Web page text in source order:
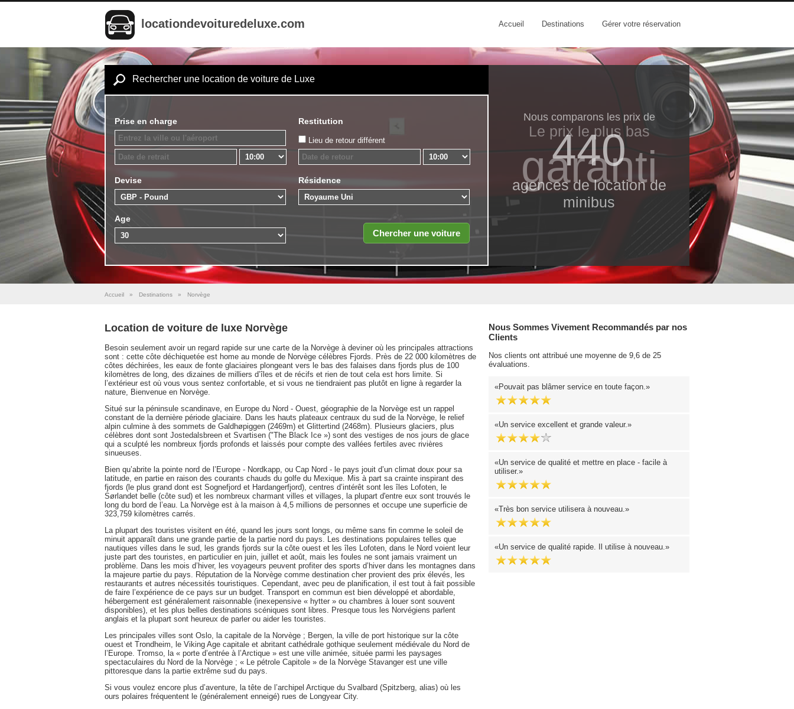
locationdevoituredeluxe.com Accueil Destinations Gérer votre réservation
Rechercher une location de voiture de Luxe
Prise en charge Restitution
Lieu de retour différent
Devise Résidence
Age
Nous comparons les prix de
440
agences de location de
minibus
Le prix le​ plus bas
garanti
Accueil » Destinations » Norvège
Location de voiture de luxe Norvège
Besoin seulement avoir un regard rapide sur une carte de la Norvège à deviner où les principales attractions
sont : cette côte déchiquetée est home au monde de Norvège célèbres Fjords. Près de 22 000 kilomètres de
côtes déchirées, les eaux de fonte glaciaires plongeant vers le bas des falaises dans fjords plus de 100
kilomètres de long, des dizaines de milliers d’îles et de récifs et rien de tout cela est hors limite. Si
l’extérieur est où vous vous sentez confortable, et si vous ne tiendraient pas plutôt en ligne à regarder la
nature, Bienvenue en Norvège.
Situé sur la péninsule scandinave, en Europe du Nord - Ouest, géographie de la Norvège est un rappel
constant de la dernière période glaciaire. Dans les hauts plateaux centraux du sud de la Norvège, le relief
alpin culmine à des sommets de Galdhøpiggen (2469m) et Glittertind (2468m). Plusieurs glaciers, plus
célèbres dont sont Jostedalsbreen et Svartisen ("The Black Ice ») sont des vestiges de nos jours de glace
qui a sculpté les nombreux fjords profonds et laissés pour compte des vallées fertiles avec rivières
sinueuses.
Bien qu’abrite la pointe nord de l’Europe - Nordkapp, ou Cap Nord - le pays jouit d’un climat doux pour sa
latitude, en partie en raison des courants chauds du golfe du Mexique. Mis à part sa crainte inspirant des
fjords (le plus grand dont est Sognefjord et Hardangerfjord), centres d’intérêt sont les îles Lofoten, le
Sørlandet belle (côte sud) et les nombreux charmant villes et villages, la plupart d'entre eux sont trouvés le
long du bord de l’eau. La Norvège est à la maison à 4,5 millions de personnes et occupe une superficie de
323,759 kilomètres carrés.
La plupart des touristes visitent en été, quand les jours sont longs, ou même sans fin comme le soleil de
minuit apparaît dans une grande partie de la partie nord du pays. Les destinations populaires telles que
nautiques villes dans le sud, les grands fjords sur la côte ouest et les îles Lofoten, dans le Nord voient leur
juste part des touristes, en particulier en juin, juillet et août, mais les foules ne sont jamais vraiment un
problème. Dans les mois d’hiver, les voyageurs peuvent profiter des sports d’hiver dans les montagnes dans
la majeure partie du pays. Réputation de la Norvège comme destination cher provient des prix élevés, les
restaurants et autres nécessités touristiques. Cependant, avec peu de planification, il est tout à fait possible
de faire l’expérience de ce pays sur un budget. Transport en commun est bien développé et abordable,
hébergement est généralement raisonnable (inexepensive « hytter » ou chambres à louer sont souvent
disponibles), et les plus belles destinations scéniques sont libres. Presque tous les Norvégiens parlent
anglais et la plupart sont heureux de parler ou aider les touristes.
Les principales villes sont Oslo, la capitale de la Norvège ; Bergen, la ville de port historique sur la côte
ouest et Trondheim, le Viking Age capitale et abritant cathédrale gothique seulement médiévale du Nord de
l’Europe. Tromso, la « porte d’entrée à l’Arctique » est une ville animée, située parmi les paysages
spectaculaires du Nord de la Norvège ; « Le pétrole Capitole » de la Norvège Stavanger est une ville
pittoresque dans la partie extrême sud du pays.
Si vous voulez encore plus d’aventure, la tête de l’archipel Arctique du Svalbard (Spitzberg, alias) où les
ours polaires fréquentent le (généralement enneigé) rues de Longyear City.
Nous Sommes Vivement Recommandés par nos
Clients
Nos clients ont attribué une moyenne de 9,6 de 25
évaluations.
Pouvait pas blâmer service en toute façon.
Un service excellent et grande valeur.
Un service de qualité et mettre en place - facile à
utiliser.
Très bon service utilisera à nouveau.
Un service de qualité rapide. Il utilise à nouveau.